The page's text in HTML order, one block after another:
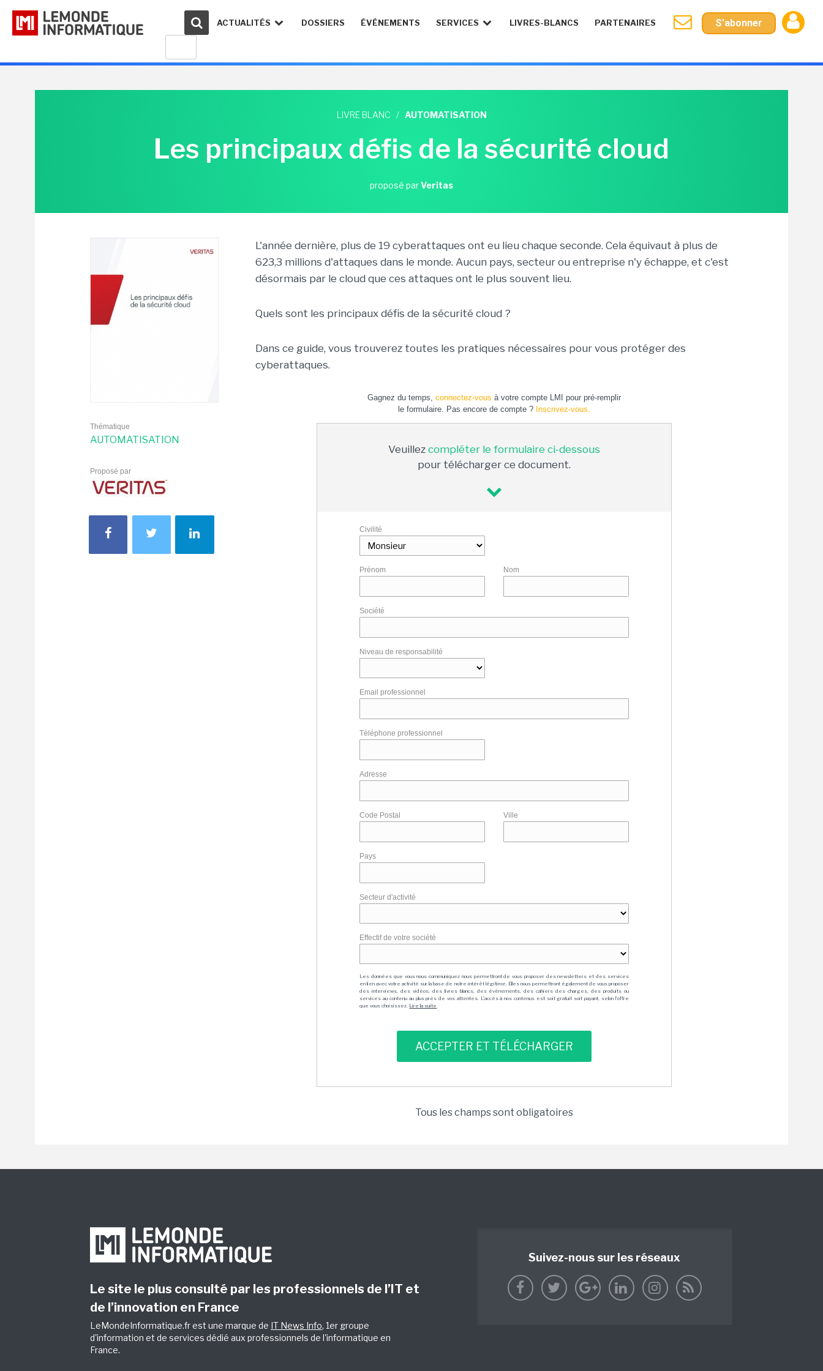
ACTUALITÉS DOSSIERS ÉVÉNEMENTS SERVICES LIVRES-BLANCS PARTENAIRES S'abonner
LIVRE BLANC / AUTOMATISATION
Les principaux défis de la sécurité cloud
proposé parVeritas
Thématique
AUTOMATISATION
Proposé par
L'année dernière, plus de 19 cyberattaques ont eu lieu chaque seconde. Cela équivaut à plus de
623,3 millions d'attaques dans le monde. Aucun pays, secteur ou entreprise n'y échappe, et c'est
désormais par le cloud que ces attaques ont le plus souvent lieu.
Quels sont les principaux défis de la sécurité cloud ?
Dans ce guide, vous trouverez toutes les pratiques nécessaires pour vous protéger des
cyberattaques.
Gagnez du temps, connectez-vous à votre compte LMI pour pré-remplir
le formulaire. Pas encore de compte ? Inscrivez-vous.
Veuillez compléter le formulaire ci-dessous
pour télécharger ce document.
Civilité
Prénom Nom
Société
Niveau de responsabilité
Email professionnel
Téléphone professionnel
Adresse
Code Postal Ville
Pays
Secteur d'activité
Effectif de votre société
Les données que vous nous communiquez nous permettront de vous proposer des newsletters et des services
en lien avec votre activité sur la base de notre intérêt légitime. Elles nous permettront également de vous proposer
des interviews, des vidéos, des livres blancs, des événements, des cahiers des charges, des produits ou
services au contenu au plus près de vos attentes. L'accès à nos contenus est soit gratuit soit payant, selon l'offre
que vous choisissez. Lire la suite
Tous les champs sont obligatoires
Le site le plus consulté par les professionnels de l’IT et
de l’innovation en France
LeMondeInformatique.fr est une marque de IT News Info, 1er groupe
d'information et de services dédié aux professionnels de l'informatique en
France.
Suivez-nous sur les réseaux